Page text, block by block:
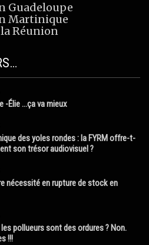
Guadeloupe
Martinique
Réunion
-Élie …ça va mieux
des yoles rondes : la FYRM offre-t-
son trésor audiovisuel ?
nécessité en rupture de stock en
pollueurs sont des ordures ? Non.
!!!